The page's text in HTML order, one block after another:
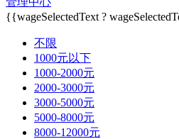
{{wageSelectedText ?
不限
1000元以下
1000-2000元
2000-3000元
3000-5000元
5000-8000元
8000-12000元